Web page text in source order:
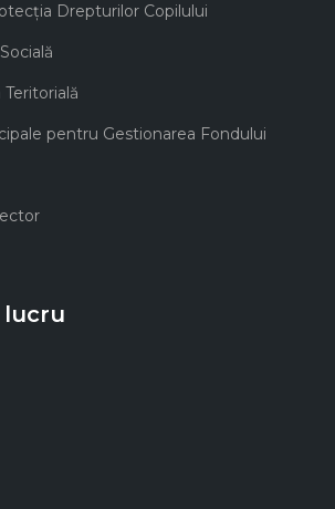
Drepturilor Copilului
pentru Gestionarea Fondului
lucru